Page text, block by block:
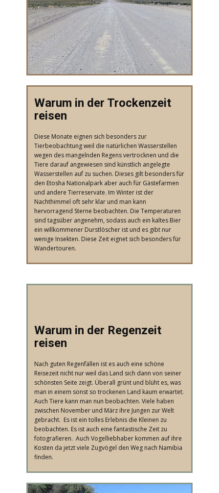
​Warum in der Trockenzeit
reisen
​Diese Monate eignen sich besonders zur
Tierbeobachtung weil die natürlichen Wasserstellen
wegen des mangelnden Regens vertrocknen und die
Tiere darauf angewiesen sind künstlich angelegte
Wasserstellen auf zu suchen. Dieses gilt besonders für
den Etosha Nationalpark aber auch für Gästefarmen
und andere Tierreservate. Im Winter ist der
Nachthimmel oft sehr klar und man kann
hervorragend Sterne beobachten. Die Temperaturen
sind tagsüber angenehm, sodass auch ein kaltes Bier
ein willkommener Durstlöscher ist und es gibt nur
wenige Insekten. Diese Zeit eignet sich besonders für
Wandertouren.
​Warum in der Regenzeit
reisen
​Nach guten Regenfällen ist es auch eine schöne
Reisezeit nicht nur weil das Land sich dann von seiner
schönsten Seite zeigt. Überall grünt und blüht es, was
man in einem sonst so trockenen Land kaum erwartet.
Auch Tiere kann man nun beobachten. Viele haben
zwischen November und März ihre Jungen zur Welt
gebracht. Es ist ein tolles Erlebnis die Kleinen zu
beobachten. Es ist auch eine fantastische Zeit zu
fotografieren. Auch Vogelliebhaber kommen auf ihre
Kosten da jetzt viele Zugvögel den Weg nach Namibia
finden.